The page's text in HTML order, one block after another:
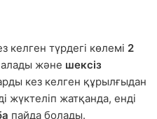
түрдегі көлемі 2
және шексіз
кез келген құрылғыдан
жүктеліп жатқанда, енді
пайда болады.